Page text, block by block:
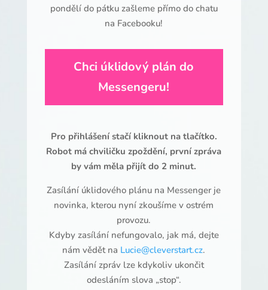
pondělí do pátku zašleme přímo do chatu
na Facebooku!
Chci úklidový plán do
Messengeru!
Pro přihlášení stačí kliknout na tlačítko.
Robot má chviličku zpoždění, první zpráva
by vám měla přijít do 2 minut.
Zasílání úklidového plánu na Messenger je
novinka, kterou nyní zkoušíme v ostrém
provozu.
Kdyby zasílání nefungovalo, jak má, dejte
nám vědět na Lucie@cleverstart.cz.
Zasílání zpráv lze kdykoliv ukončit
odesláním slova „stop“.